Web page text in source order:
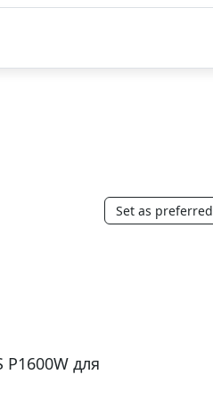
P1600W для
Set as preferred